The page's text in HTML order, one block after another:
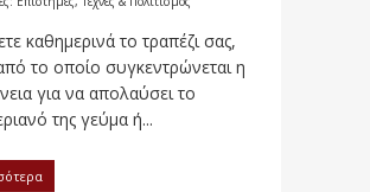
καθημερινά το τραπέζι σας,
το οποίο συγκεντρώνεται η
για να απολαύσει το
της γεύμα ή...